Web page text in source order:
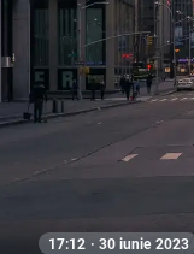
17:12 · 30 iunie 2023